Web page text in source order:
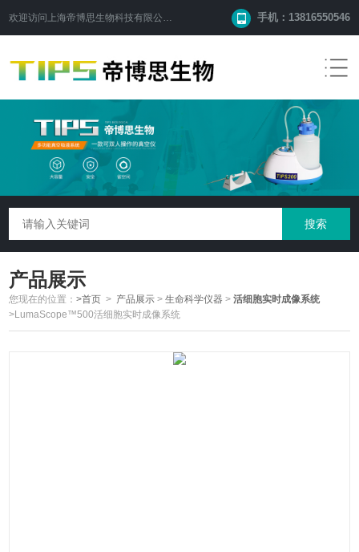
欢迎访问 上海帝博思生物科技有限公司 手机：13816550546
产品展示
您现在的位置：>首页 > 产品展示 >生命科学仪器 >活细胞实时成像系统
>LumaScope™500活细胞实时成像系统